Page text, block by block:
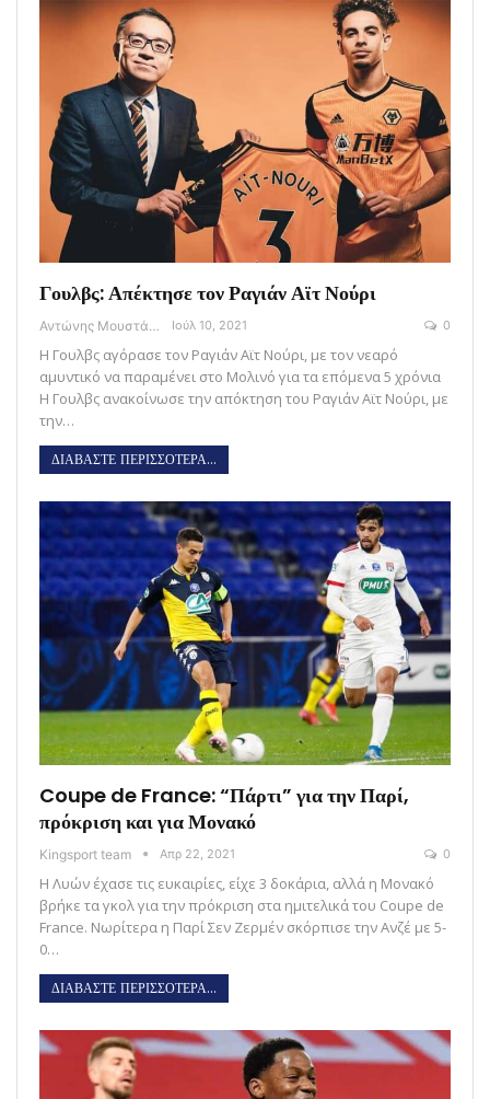
Γουλβς: Απέκτησε τον Ραγιάν Αϊτ Νούρι
Αντώνης Μουστάκας Ιούλ 10, 2021 0
Η Γουλβς αγόρασε τον Ραγιάν Αϊτ Νούρι, με τον νεαρό
αμυντικό να παραμένει στο Μολινό για τα επόμενα 5 χρόνια
Η Γουλβς ανακοίνωσε την απόκτηση του Ραγιάν Αϊτ Νούρι, με
την…
ΔΙΑΒΑΣΤΕ ΠΕΡΙΣΣΟΤΕΡΑ...
Coupe de France: “Πάρτι” για την Παρί,
πρόκριση και για Μονακό
Kingsport team Απρ 22, 2021 0
Η Λυών έχασε τις ευκαιρίες, είχε 3 δοκάρια, αλλά η Μονακό
βρήκε τα γκολ για την πρόκριση στα ημιτελικά του Coupe de
France. Νωρίτερα η Παρί Σεν Ζερμέν σκόρπισε την Ανζέ με 5-
0…
ΔΙΑΒΑΣΤΕ ΠΕΡΙΣΣΟΤΕΡΑ...